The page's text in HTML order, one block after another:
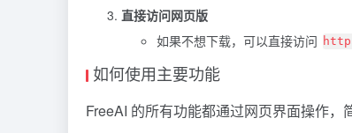
直接访问网页版
如果不想下载，可以直接访问
如何使用主要功能
FreeAI 的所有功能都通过网页界面操作，